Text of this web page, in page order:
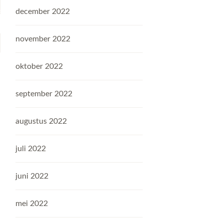
december 2022
november 2022
oktober 2022
september 2022
augustus 2022
juli 2022
juni 2022
mei 2022